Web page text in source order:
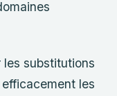
substitutions
les